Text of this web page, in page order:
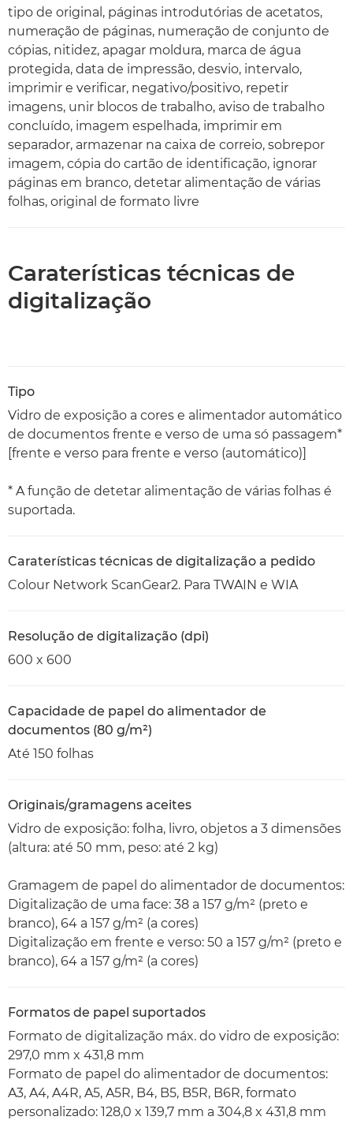
tipo de original, páginas introdutórias de acetatos,
numeração de páginas, numeração de conjunto de
cópias, nitidez, apagar moldura, marca de água
protegida, data de impressão, desvio, intervalo,
imprimir e verificar, negativo/positivo, repetir
imagens, unir blocos de trabalho, aviso de trabalho
concluído, imagem espelhada, imprimir em
separador, armazenar na caixa de correio, sobrepor
imagem, cópia do cartão de identificação, ignorar
páginas em branco, detetar alimentação de várias
folhas, original de formato livre
Caraterísticas técnicas de
digitalização
Tipo
Vidro de exposição a cores e alimentador automático
de documentos frente e verso de uma só passagem*
[frente e verso para frente e verso (automático)]
* A função de detetar alimentação de várias folhas é
suportada.
Caraterísticas técnicas de digitalização a pedido
Colour Network ScanGear2. Para TWAIN e WIA
Resolução de digitalização (dpi)
600 x 600
Capacidade de papel do alimentador de
documentos (80 g/m²)
Até 150 folhas
Originais/gramagens aceites
Vidro de exposição: folha, livro, objetos a 3 dimensões
(altura: até 50 mm, peso: até 2 kg)
Gramagem de papel do alimentador de documentos:
Digitalização de uma face: 38 a 157 g/m² (preto e
branco), 64 a 157 g/m² (a cores)
Digitalização em frente e verso: 50 a 157 g/m² (preto e
branco), 64 a 157 g/m² (a cores)
Formatos de papel suportados
Formato de digitalização máx. do vidro de exposição:
297,0 mm x 431,8 mm
Formato de papel do alimentador de documentos:
A3, A4, A4R, A5, A5R, B4, B5, B5R, B6R, formato
personalizado: 128,0 x 139,7 mm a 304,8 x 431,8 mm